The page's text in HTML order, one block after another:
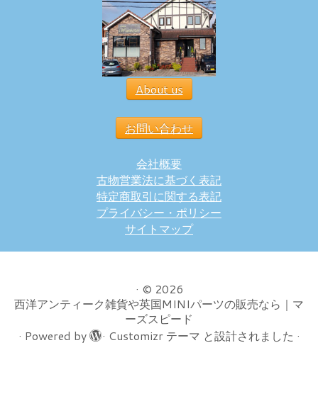
About us
お問い合わせ
会社概要
古物営業法に基づく表記
特定商取引に関する表記
プライバシー・ポリシー
サイトマップ
· © 2026
西洋アンティーク雑貨や英国MINIパーツの販売なら｜マ
ーズスピード
· Powered by · Customizr テーマ と設計されました ·